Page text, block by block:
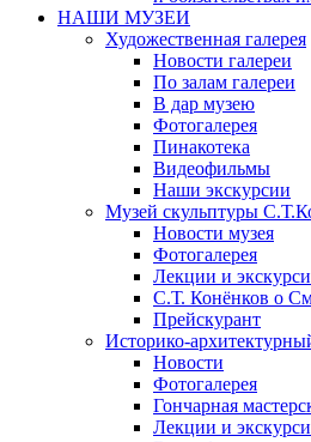
НАШИ МУЗЕИ
Художественная галерея
Новости галереи
По залам галереи
В дар музею
Фотогалерея
Пинакотека
Видеофильмы
Наши экскурсии
Музей скульптуры
Новости музея
Фотогалерея
Лекции и
С.Т. Конёнков о
Прейскурант
Историко-
Новости
Фотогалерея
Гончарная
Лекции и